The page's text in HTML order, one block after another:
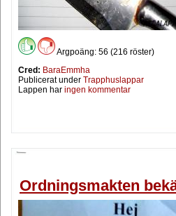
Argpoäng: 56 (216 röster)
Cred: BaraEmmha
Publicerat under Trapphuslappar
Lappen har ingen kommentar
Ordningsmakten